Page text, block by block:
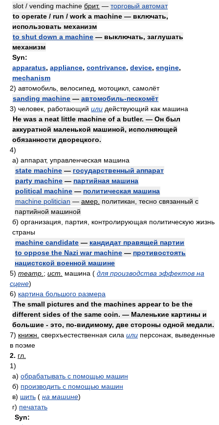
slot / vending machine брит. — торговый автомат
to operate / run / work a machine — включать,
использовать механизм
to shut down a machine — выключать, заглушать
механизм
Syn:
apparatus, appliance, contrivance, device, engine,
mechanism
2) автомобиль, велосипед, мотоцикл, самолёт
sanding machine — автомобиль-пескомёт
3) человек, работающий или действующий как машина
He was a neat little machine of a butler. — Он был
аккуратной маленькой машиной, исполняющей
обязанности дворецкого.
4)
а) аппарат, управленческая машина
state machine — государственный аппарат
party machine — партийная машина
political machine — политическая машина
machine politician — амер. политикан, тесно связанный с
партийной машиной
б) организация, партия, контролирующая политическую жизнь
страны
machine candidate — кандидат правящей партии
to oppose the Nazi war machine — противостоять
нацистской военной машине
5) театр. ; ист. машина ( для производства эффектов на
сцене)
6) картина большого размера
The small pictures and the machines appear to be the
different sides of the same coin. — Маленькие картины и
большие - это, по-видимому, две стороны одной медали.
7) книжн. сверхъестественная сила или персонаж, выведенные
в поэме
2. гл.
1)
а) обрабатывать с помощью машин
б) производить с помощью машин
в) шить ( на машине)
г) печатать
Syn: